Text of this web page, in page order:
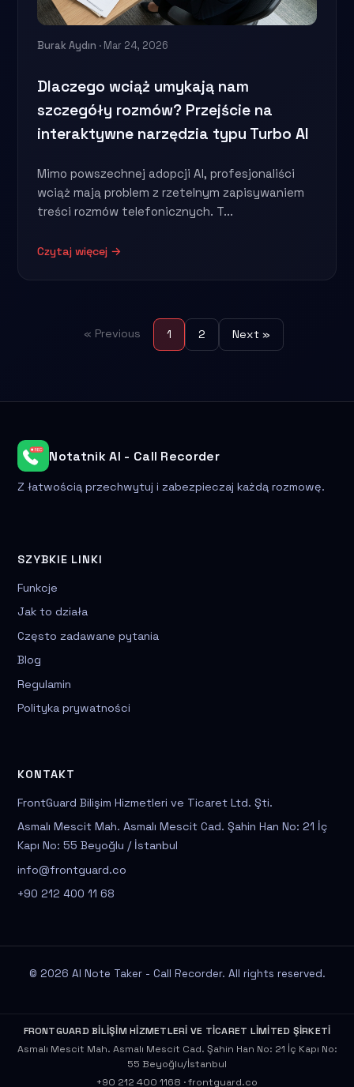
Burak Aydın · Mar 24, 2026
Dlaczego wciąż umykają nam
szczegóły rozmów? Przejście na
interaktywne narzędzia typu Turbo AI
Mimo powszechnej adopcji AI, profesjonaliści
wciąż mają problem z rzetelnym zapisywaniem
treści rozmów telefonicznych. T...
Czytaj więcej →
« Previous 1 2 Next »
Notatnik AI - Call Recorder
Z łatwością przechwytuj i zabezpieczaj każdą rozmowę.
SZYBKIE LINKI
Funkcje
Jak to działa
Często zadawane pytania
Blog
Regulamin
Polityka prywatności
KONTAKT
FrontGuard Bilişim Hizmetleri ve Ticaret Ltd. Şti.
Asmalı Mescit Mah. Asmalı Mescit Cad. Şahin Han No: 21 İç
Kapı No: 55 Beyoğlu / İstanbul
info@frontguard.co
+90 212 400 11 68
© 2026 AI Note Taker - Call Recorder. All rights reserved.
FRONTGUARD BİLİŞİM HİZMETLERİ VE TİCARET LİMİTED ŞİRKETİ
Asmalı Mescit Mah. Asmalı Mescit Cad. Şahin Han No: 21 İç Kapı No:
55 Beyoğlu/İstanbul
+90 212 400 1168 ·frontguard.co